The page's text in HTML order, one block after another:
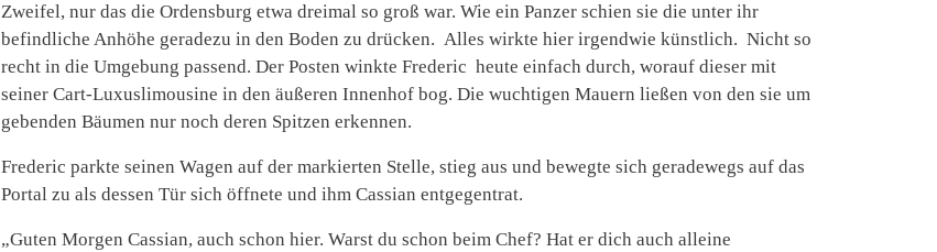
Zweifel, nur das die Ordensburg etwa dreimal so groß war. Wie ein Panzer schien sie die unter ihr
befindliche Anhöhe geradezu in den Boden zu drücken. Alles wirkte hier irgendwie künstlich. Nicht so
recht in die Umgebung passend. Der Posten winkte Frederic heute einfach durch, worauf dieser mit
seiner Cart-Luxuslimousine in den äußeren Innenhof bog. Die wuchtigen Mauern ließen von den sie um
gebenden Bäumen nur noch deren Spitzen erkennen.
Frederic parkte seinen Wagen auf der markierten Stelle, stieg aus und bewegte sich geradewegs auf das
Portal zu als dessen Tür sich öffnete und ihm Cassian entgegentrat.
„Guten Morgen Cassian, auch schon hier. Warst du schon beim Chef? Hat er dich auch alleine